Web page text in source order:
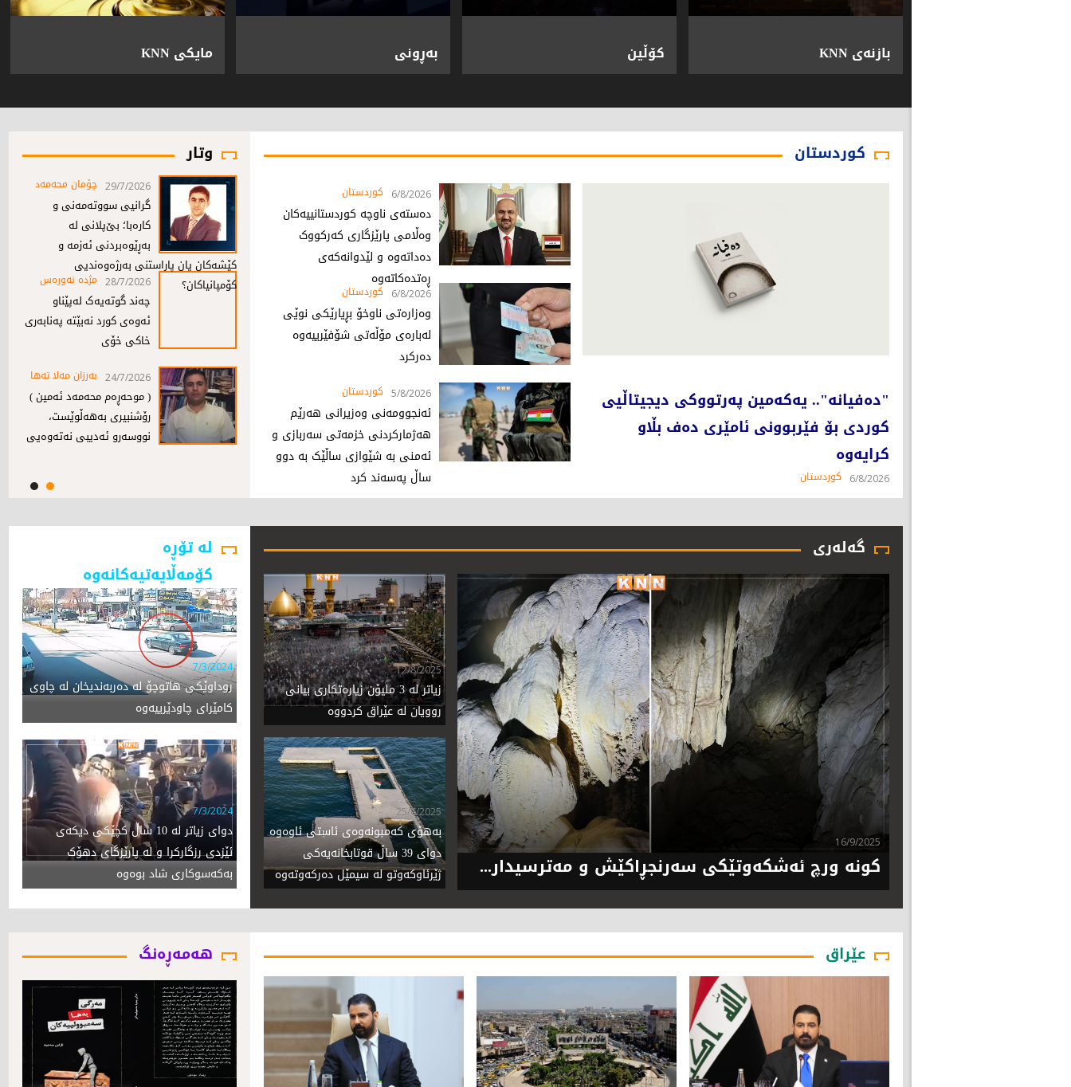
بازنەی KNN کۆڵین بەڕونی مایکى KNN
کوردستان
"دەفیانە".. یەکەمین پەرتووکی دیجیتاڵیی
کوردی بۆ فێربوونی ئامێری دەف بڵاو
کرایەوە
6/8/2026 کوردستان
6/8/2026 کوردستان
دەستەی ناوچە کوردستانییەکان
وەڵامی پارێزگاری کەرکووک
دەداتەوە و لێدوانەکەی
ڕەتدەکاتەوە ‌
6/8/2026 کوردستان
وەزارەتی ناوخۆ بڕیارێکی نوێی
لەبارەی مۆڵەتی شۆفێرییەوە
دەرکرد ‌
5/8/2026 کوردستان
ئەنجوومەنی وەزیرانی هەرێم
هەژمارکردنی خزمەتی سەربازی و
ئەمنی بە شێوازی ساڵێک بە دوو
ساڵ پەسەند کرد ‌
وتار
29/7/2026 چۆمان محه‌مه‌د
گرانیی سووتەمەنی و
کارەبا؛ بێ‌پلانی لە
بەڕێوەبردنی ئەزمە و
کێشەکان یان پاراستنی بەرژەوەندیی
کۆمپانیاکان؟
28/7/2026 مژدە نەورەس
چەند گوتەیەک لەپێناو
ئەوەی کورد نەبێتە پەنابەری
خاکی خۆی
24/7/2026 بەرزان مەلا تەها
( موحەڕەم محەمەد ئەمین )
رۆشنبیری به‌هه‌ڵوێست،
نووسه‌رو ئه‌دیبی‌ نه‌ته‌وه‌یی
گەلەری
16/9/2025
کونە ورچ ئەشکەوتێکی سەرنجڕاکێش و مەترسیدار...
12/8/2025
زیاتر لە 3 ملیۆن زیارەتکاری بیانی
روویان لە عێراق کردووە
25/6/2025
بەهۆى کەمبونەوەى ئاستى ئاوەوە
دواى 39 ساڵ قوتابخانەیەکى
ژێرئاوکەوتو لە سیمێل دەرکەوتەوە
لە تۆڕە
کۆمەڵایەتیەکانەوە
7/3/2024
روداوێکی هاتوچۆ لە دەربەندیخان لە چاوی
کامێرای چاودێرییەوە
7/3/2024
دوای زیاتر لە 10 ساڵ کچێکی دیکەی
ئێزدی رزگارکرا و لە پارێزگای دهۆک
بەکەسوکاری شاد بوەوە
عێراق هەمەڕەنگ